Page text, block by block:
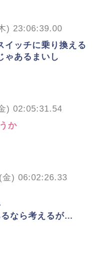
) 23:06:39.00
イッチに乗り換える
ゃあるまいし
) 02:05:31.54
か
金) 06:02:26.33
なら考えるが…